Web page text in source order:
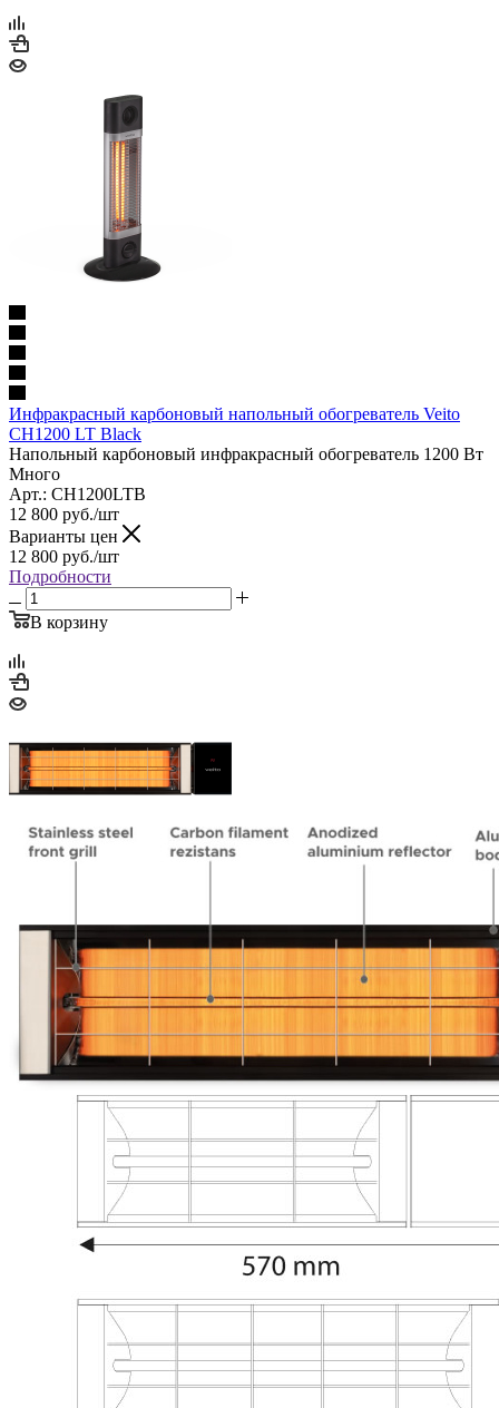
Инфракрасный карбоновый напольный обогреватель Veito
CH1200 LT Black
Напольный карбоновый инфракрасный обогреватель 1200 Вт
Много
Арт.: CH1200LTB
12 800 руб./шт
Варианты цен
12 800 руб./шт
Подробности
В корзину